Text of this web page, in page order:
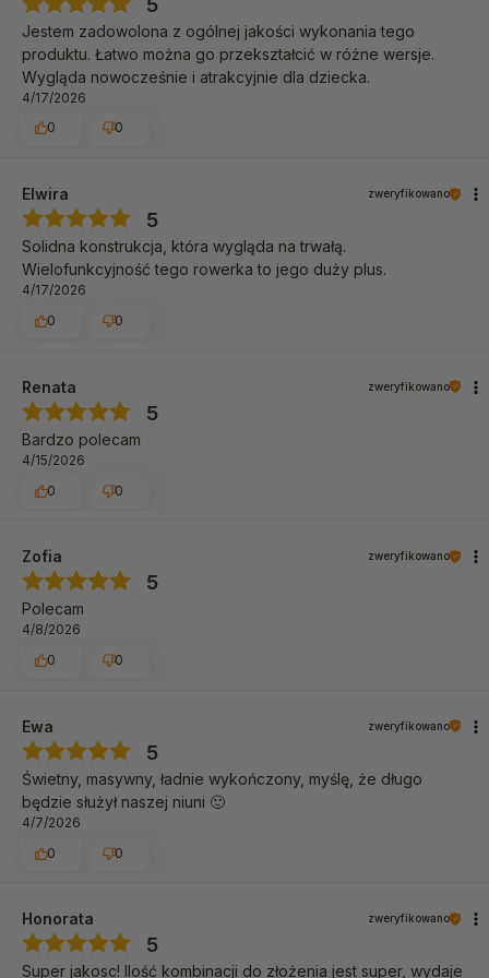
Specyfikacja
szerokość pojazdu: 49 cm
rozstaw osi: 50,5 cm
wysokość siodełka: 32 cm
wysokość kierownicy: 51,5 cm
średnica tylnych kół: 17,5 cm
średnica przedniego koła: 20 cm
grubość przedniego koła: 4 cm
wymiary złożonego rowerka: 58 x 48 x 40 cm (bez
pchacza i daszka)
zakres regulacji wysokości pchacza: 94,5-101,5 cm
waga rowerka z daszkiem i pchaczem: 6,4 kg
max. obciążenie - 25 kg
Jestem zadowolona z ogólnej jakości wykonania tego
produktu. Łatwo można go przekształcić w różne wersje.
Wygląda nowocześnie i atrakcyjnie dla dziecka.
4/17/2026
0
0
Elwira zweryfikowano
5
Solidna konstrukcja, która wygląda na trwałą.
Wielofunkcyjność tego rowerka to jego duży plus.
4/17/2026
0
0
Renata zweryfikowano
5
Bardzo polecam
4/15/2026
0
0
Zofia zweryfikowano
5
Polecam
4/8/2026
0
0
Ewa zweryfikowano
5
Świetny, masywny, ładnie wykończony, myślę, że długo
będzie służył naszej niuni 🙂
4/7/2026
0
0
Honorata zweryfikowano
5
Super jakosc! Ilość kombinacji do złożenia jest super, wydaje